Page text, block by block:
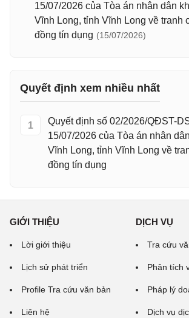
15/07/2026 của Tòa án nhân dân
Vĩnh Long, tỉnh Vĩnh Long về tranh
đồng tín dụng (15/07/2026)
Quyết định xem nhiều nhất
1
Quyết định số 02/2026/QĐST-
15/07/2026 của Tòa án nhân
Vĩnh Long, tỉnh Vĩnh Long về
đồng tín dụng
GIỚI THIỆU
Lời giới thiệu
Lịch sử phát triển
Profile Tra cứu văn bản
Liên hệ
DỊCH VỤ
Tra cứu
Phân tích
Pháp lý
Dịch vụ